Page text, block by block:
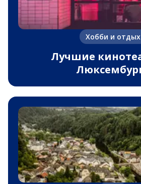
Хобби и отдых
Лучшие